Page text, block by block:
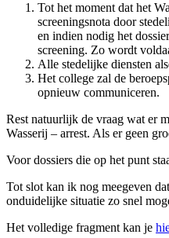
Tot het moment dat het
screeningsnota door
en indien nodig het
screening. Zo wordt
Alle stedelijke diensten
Het college zal de
opnieuw communiceren.
Rest natuurlijk de vraag wat er
Wasserij – arrest. Als er geen
Voor dossiers die op het punt
Tot slot kan ik nog meegeven
onduidelijke situatie zo snel
Het volledige fragment kan je